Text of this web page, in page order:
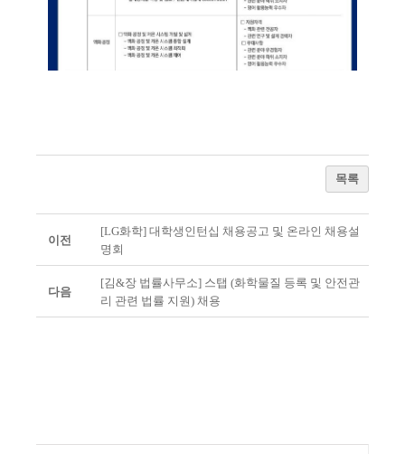
목록
이전
[LG화학] 대학생인턴십 채용공고 및 온라인 채용설
명회
다음
[김&장 법률사무소] 스탭 (화학물질 등록 및 안전관
리 관련 법률 지원) 채용